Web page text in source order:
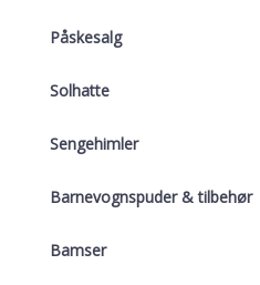
Påskesalg
Solhatte
Sengehimler
Barnevognspuder & tilbehør
Bamser